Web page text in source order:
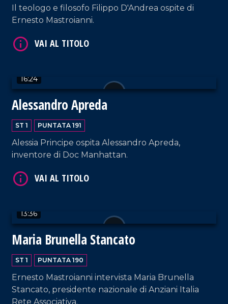
Il teologo e filosofo Filippo D'Andrea ospite di
Ernesto Mastroianni.
16:24
Alessandro Apreda
ST 1 PUNTATA 191
Alessia Principe ospita Alessandro Apreda,
inventore di Doc Manhattan.
13:36
Maria Brunella Stancato
ST 1 PUNTATA 190
Ernesto Mastroianni intervista Maria Brunella
Stancato, presidente nazionale di Anziani Italia
Rete Associativa.
VAI AL TITOLO
VAI AL TITOLO
VAI AL TITOLO